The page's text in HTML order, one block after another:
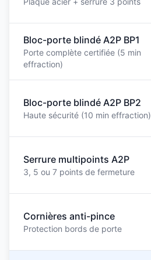
Bloc-porte blindé A2P BP1
Porte complète certifiée (5 min
effraction)
Bloc-porte blindé A2P BP2
Haute sécurité (10 min effraction)
Serrure multipoints A2P
3, 5 ou 7 points de fermeture
Cornières anti-pince
Protection bords de porte